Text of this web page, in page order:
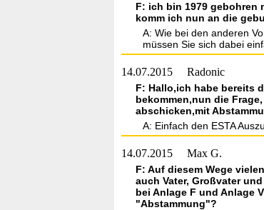
F: ich bin 1979 gebohren
komm ich nun an die
A: Wie bei den anderen
müssen Sie sich dabei
14.07.2015 Radonic
F: Hallo,ich habe bereits
bekommen,nun die
abschicken,mit
A: Einfach den ESTA
14.07.2015 Max G.
F: Auf diesem Wege
auch Vater, Großvater
bei Anlage F und Anlage
"Abstammung"?